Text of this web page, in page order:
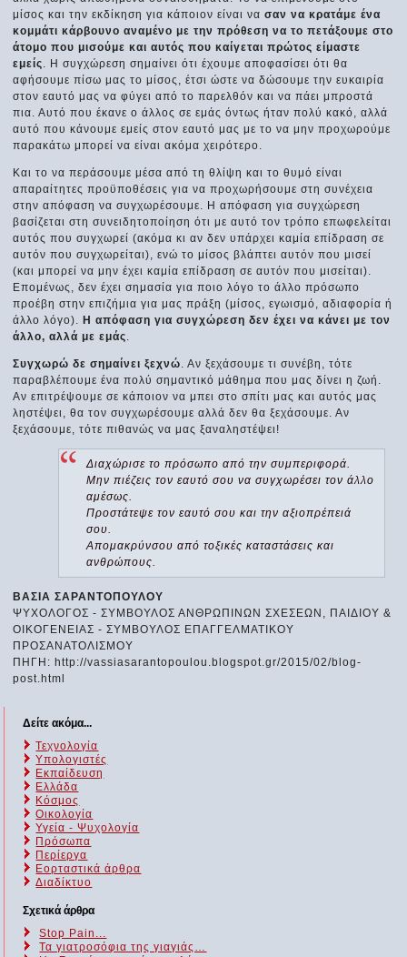
μίσος και την εκδίκηση για κάποιον είναι νασαν να κρατάμε ένα
κομμάτι κάρβουνο αναμένο με την πρόθεση να το πετάξουμε στο
άτομο που μισούμε και αυτός που καίγεται πρώτος είμαστε
εμείς. Η συγχώρεση σημαίνει ότι έχουμε αποφασίσει ότι θα
αφήσουμε πίσω μας το μίσος, έτσι ώστε να δώσουμε την ευκαιρία
στον εαυτό μας να φύγει από το παρελθόν και να πάει μπροστά
πια. Αυτό που έκανε ο άλλος σε εμάς όντως ήταν πολύ κακό, αλλά
αυτό που κάνουμε εμείς στον εαυτό μας με το να μην προχωρούμε
παρακάτω μπορεί να είναι ακόμα χειρότερο.
Και το να περάσουμε μέσα από τη θλίψη και το θυμό είναι
απαραίτητες προϋποθέσεις για να προχωρήσουμε στη συνέχεια
στην απόφαση να συγχωρέσουμε. Η απόφαση για συγχώρεση
βασίζεται στη συνειδητοποίηση ότι με αυτό τον τρόπο επωφελείται
αυτός που συγχωρεί (ακόμα κι αν δεν υπάρχει καμία επίδραση σε
αυτόν που συγχωρείται), ενώ το μίσος βλάπτει αυτόν που μισεί
(και μπορεί να μην έχει καμία επίδραση σε αυτόν που μισείται).
Επομένως, δεν έχει σημασία για ποιο λόγο το άλλο πρόσωπο
προέβη στην επιζήμια για μας πράξη (μίσος, εγωισμό, αδιαφορία ή
άλλο λόγο). Η απόφαση για συγχώρεση δεν έχει να κάνει με τον
άλλο, αλλά με εμάς.
Συγχωρώ δε σημαίνει ξεχνώ. Αν ξεχάσουμε τι συνέβη, τότε
παραβλέπουμε ένα πολύ σημαντικό μάθημα που μας δίνει η ζωή.
Αν επιτρέψουμε σε κάποιον να μπει στο σπίτι μας και αυτός μας
ληστέψει, θα τον συγχωρέσουμε αλλά δεν θα ξεχάσουμε. Αν
ξεχάσουμε, τότε πιθανώς να μας ξαναληστέψει!
Διαχώρισε το πρόσωπο από την συμπεριφορά.
Μην πιέζεις τον εαυτό σου να συγχωρέσει τον άλλο
αμέσως.
Προστάτεψε τον εαυτό σου και την αξιοπρέπειά
σου.
Απομακρύνσου από τοξικές καταστάσεις και
ανθρώπους.
ΒΑΣΙΑ ΣΑΡΑΝΤΟΠΟΥΛΟΥ
ΨΥΧΟΛΟΓΟΣ - ΣΥΜΒΟΥΛΟΣ ΑΝΘΡΩΠΙΝΩΝ ΣΧΕΣΕΩΝ, ΠΑΙΔΙΟΥ &
ΟΙΚΟΓΕΝΕΙΑΣ - ΣΥΜΒΟΥΛΟΣ ΕΠΑΓΓΕΛΜΑΤΙΚΟΥ
ΠΡΟΣΑΝΑΤΟΛΙΣΜΟΥ
ΠΗΓΗ: http://vassiasarantopoulou.blogspot.gr/2015/02/blog-
post.html
Δείτε ακόμα...
Τεχνολογία
Υπολογιστές
Εκπαίδευση
Ελλάδα
Κόσμος
Οικολογία
Υγεία - Ψυχολογία
Πρόσωπα
Περίεργα
Εορταστικά άρθρα
Διαδίκτυο
Σχετικά άρθρα
Stop Pain...
Τα γιατροσόφια της γιαγιάς…